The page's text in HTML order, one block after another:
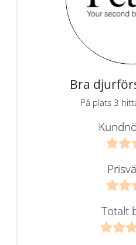
Bra
På plats 3
Totalt